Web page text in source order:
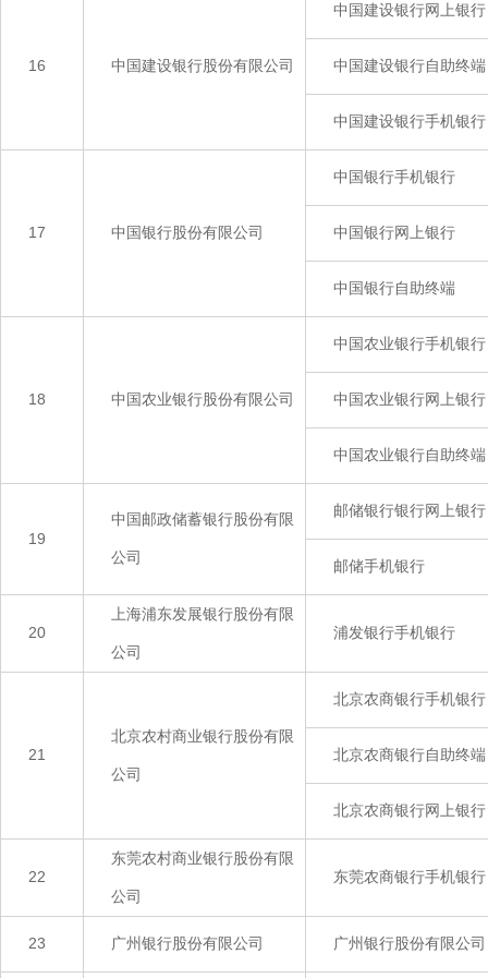
16 中国建设银行股份有限公司
中国建设银行网上银行
中国建设银行自助终端
中国建设银行手机银行
17 中国银行股份有限公司
中国银行手机银行
中国银行网上银行
中国银行自助终端
18 中国农业银行股份有限公司
中国农业银行手机银行
中国农业银行网上银行
中国农业银行自助终端
19
中国邮政储蓄银行股份有限
公司
邮储银行银行网上银行
邮储手机银行
20
上海浦东发展银行股份有限
公司
浦发银行手机银行
21
北京农村商业银行股份有限
公司
北京农商银行手机银行
北京农商银行自助终端
北京农商银行网上银行
22
东莞农村商业银行股份有限
公司
东莞农商银行手机银行
23 广州银行股份有限公司 广州银行股份有限公司